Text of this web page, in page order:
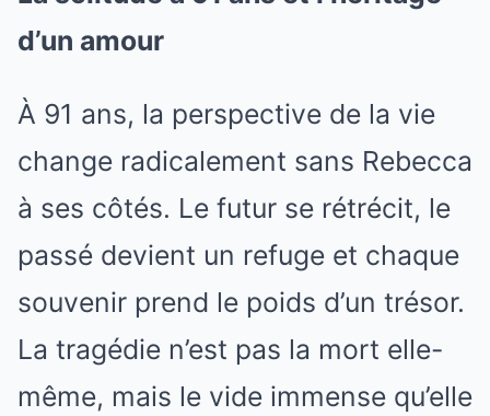
d’un amour
À 91 ans, la perspective de la vie
change radicalement sans Rebecca
à ses côtés. Le futur se rétrécit, le
passé devient un refuge et chaque
souvenir prend le poids d’un trésor.
La tragédie n’est pas la mort elle-
même, mais le vide immense qu’elle